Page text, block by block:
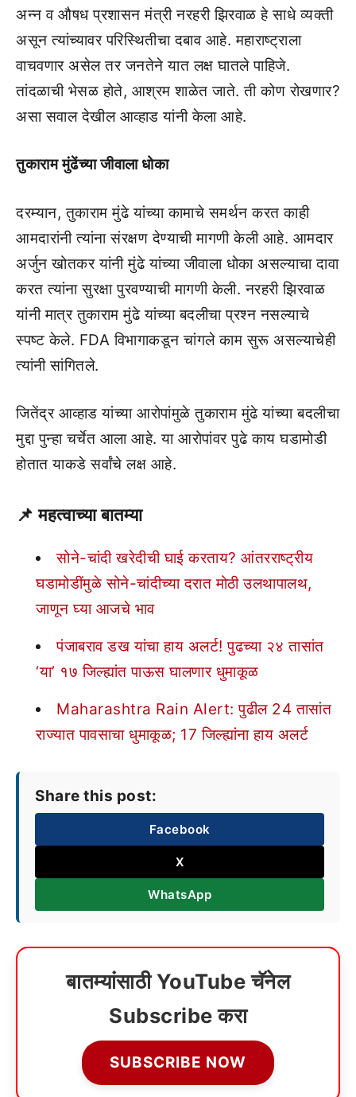
अन्न व औषध प्रशासन मंत्री नरहरी झिरवाळ हे साधे व्यक्ती
असून त्यांच्यावर परिस्थितीचा दबाव आहे. महाराष्ट्राला
वाचवणार असेल तर जनतेने यात लक्ष घातले पाहिजे.
तांदळाची भेसळ होते, आश्रम शाळेत जाते. ती कोण रोखणार?
असा सवाल देखील आव्हाड यांनी केला आहे.
तुकाराम मुंढेंच्या जीवाला धोका
दरम्यान, तुकाराम मुंढे यांच्या कामाचे समर्थन करत काही
आमदारांनी त्यांना संरक्षण देण्याची मागणी केली आहे. आमदार
अर्जुन खोतकर यांनी मुंढे यांच्या जीवाला धोका असल्याचा दावा
करत त्यांना सुरक्षा पुरवण्याची मागणी केली. नरहरी झिरवाळ
यांनी मात्र तुकाराम मुंढे यांच्या बदलीचा प्रश्न नसल्याचे
स्पष्ट केले. FDA विभागाकडून चांगले काम सुरू असल्याचेही
त्यांनी सांगितले.
जितेंद्र आव्हाड यांच्या आरोपांमुळे तुकाराम मुंढे यांच्या बदलीचा
मुद्दा पुन्हा चर्चेत आला आहे. या आरोपांवर पुढे काय घडामोडी
होतात याकडे सर्वांचे लक्ष आहे.
📌महत्वाच्या बातम्या
सोने-चांदी खरेदीची घाई करताय? आंतरराष्ट्रीय
घडामोडींमुळे सोने-चांदीच्या दरात मोठी उलथापालथ,
जाणून घ्या आजचे भाव
पंजाबराव डख यांचा हाय अलर्ट! पुढच्या २४ तासांत
‘या’ १७ जिल्ह्यांत पाऊस घालणार धुमाकूळ
Maharashtra Rain Alert: पुढील 24 तासांत
राज्यात पावसाचा धुमाकूळ; 17 जिल्ह्यांना हाय अलर्ट
Share this post:
Facebook
X
WhatsApp
बातम्यांसाठी YouTube चॅनेल
Subscribe करा
SUBSCRIBE NOW